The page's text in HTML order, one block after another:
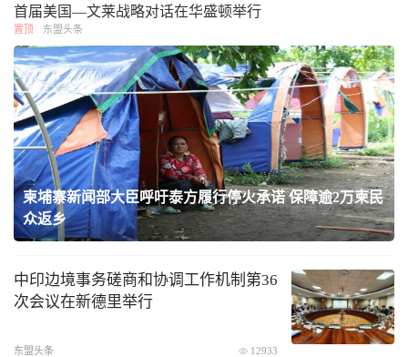
首届美国—文莱战略对话在华盛顿举行
置顶 东盟头条
柬埔寨新闻部大臣呼吁泰方履行停火承诺 保障逾2万柬民
众返乡
中印边境事务磋商和协调工作机制第36
次会议在新德里举行
东盟头条 12933